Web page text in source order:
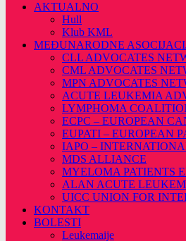
AKTUALNO
Hull
Klub KML
MEĐUNARODNE
CLL ADVOCATES
CML ADVOCATES
MPN ADVOCATES
ACUTE LEUKEMIA
LYMPHOMA
ECPC – EUROPEAN
EUPATI – EUROPEAN
IAPO –
MDS ALLIANCE
MYELOMA PATIENTS
ALAN ACUTE
UICC UNION FOR
KONTAKT
BOLESTI
Leukemaije